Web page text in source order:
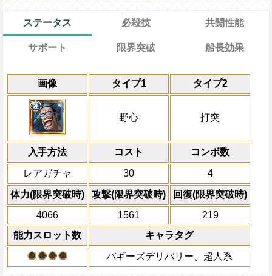
ステータス
画像 タイプ1 タイプ2
野心 打突
入手方法 コスト コンボ数
レアガチャ 30 4
体力(限界突破時) 攻撃(限界突破時)
回復(限界突破時)
4066
1561
219
能力スロット数
キャラタグ
バギーズデリバリー、超人系
必殺技
通常 20→15ターン
限界突破
通常時
1ターンの間受けるダメージを80%軽減
を自属性スロットに変換し、一味にかか
ン状態を6ターン回復、一味に野心タイ
ターンの間野心タイプキャラの通常攻撃
影響を2倍にし、必殺発動時に一味にか
ト影響増大効果を1ターン延長、上段キ
を2短縮、一味に打突タイプキャラが6人
の間打突タイプキャラの通常攻撃による
2.25倍にし、必殺発動時に一味にかかっ
響増大効果を1ターン延長、中段キャラ
縮する
上限突破
共闘性能
共闘性能
船長効果
冒険開始時の必殺タ
キャラの攻撃を
にし、他の属性キャ
必殺技
ターン数：8
敵1体のHPを25%減
体力の上限を無視し
×30倍の全プレイヤー
(最大体力の2倍上限
えている時、体力満
になる)、全プレイヤ
果無効を2ターン回復
2ターンの間敵全体の
サポート
効果
冒険中1回限り、サポート対象キャラが
ンの間受けるダメージを40%減らし、サ
の必殺ターンを1短縮する
対象
バギー
限界突破
力
習得する効果
自分は必殺ターン巻き戻しを2ター
る
力属性から受けるダメージを7%減ら
必殺技使用回数制限を2ターン回復
船長効果
通常時
冒険開始時野心と打突タイプキャラの必
縮、同タイプキャラの攻撃を3.5倍、受け
15%減らす
Lv上限突破